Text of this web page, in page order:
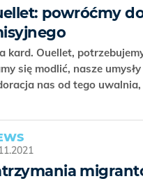
powróćmy
kard. Ouellet,
się modlić, nasze
nas od tego